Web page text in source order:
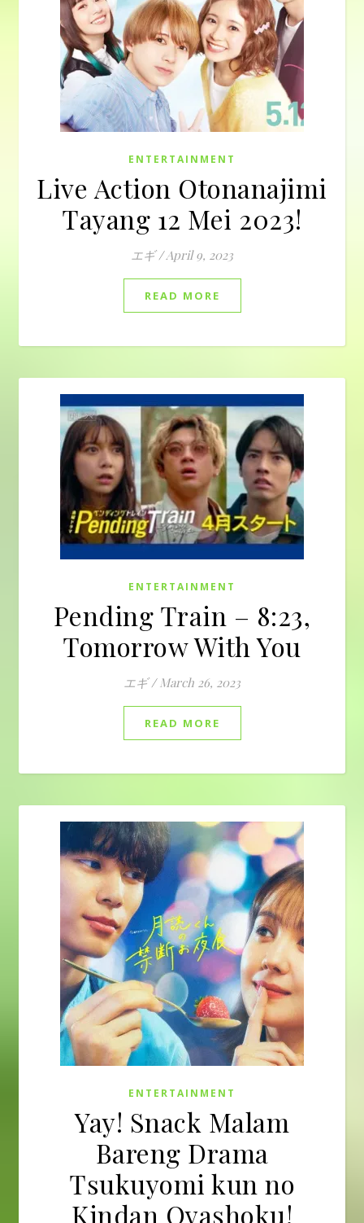
ENTERTAINMENT
Live Action Otonanajimi
Tayang 12 Mei 2023!
エギ /April 9, 2023
READ MORE
ENTERTAINMENT
Pending Train – 8:23,
Tomorrow With You
エギ / March 26, 2023
READ MORE
ENTERTAINMENT
Yay! Snack Malam
Bareng Drama
Tsukuyomi kun no
Kindan Oyashoku!